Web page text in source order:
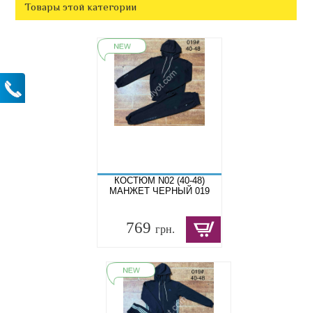
Товары этой категории
КОСТЮМ N02 (40-48)
МАНЖЕТ ЧЕРНЫЙ 019
769 грн.